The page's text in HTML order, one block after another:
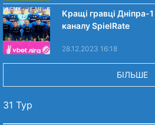
Кращі гравці
каналу SpielRate
28.12.2023 16:18
БІЛЬШЕ
31 Тур